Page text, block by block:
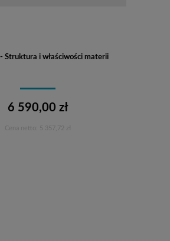
Struktura i właściwości materii
6 590,00 zł
5 357,72 zł